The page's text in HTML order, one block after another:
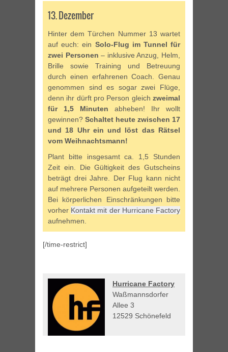
13. Dezember
Hinter dem Türchen Nummer 13 wartet
auf euch: ein Solo-Flug im Tunnel für
zwei Personen – inklusive Anzug, Helm,
Brille sowie Training und Betreuung
durch einen erfahrenen Coach. Genau
genommen sind es sogar zwei Flüge,
denn ihr dürft pro Person gleich zweimal
für 1,5 Minuten abheben! Ihr wollt
gewinnen? Schaltet heute zwischen 17
und 18 Uhr ein und löst das Rätsel
vom Weihnachtsmann!
Plant bitte insgesamt ca. 1,5 Stunden
Zeit ein. Die Gültigkeit des Gutscheins
beträgt drei Jahre. Der Flug kann nicht
auf mehrere Personen aufgeteilt werden.
Bei körperlichen Einschränkungen bitte
vorher Kontakt mit der Hurricane Factory
aufnehmen.
[/time-restrict]
Hurricane Factory
Waßmannsdorfer
Allee 3
12529 Schönefeld